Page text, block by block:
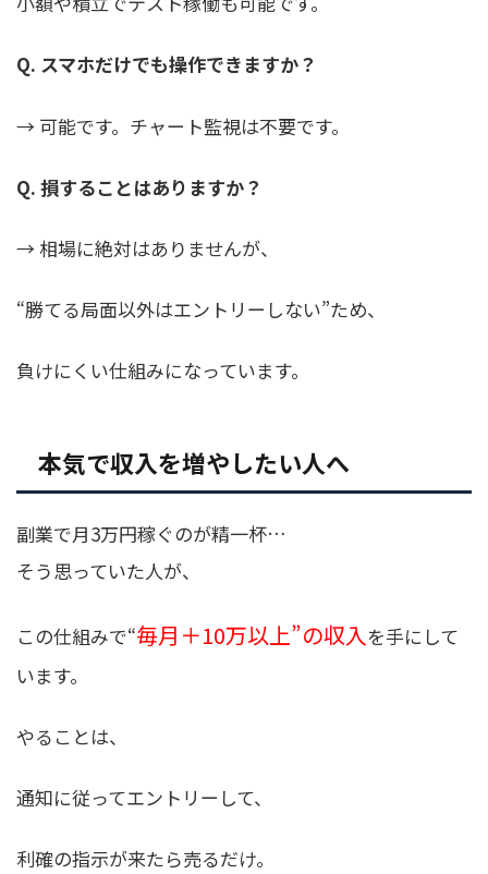
Q. スマホだけでも操作できますか？
→ 可能です。チャート監視は不要です。
Q. 損することはありますか？
→ 相場に絶対はありませんが、
“勝てる局面以外はエントリーしない”ため、
負けにくい仕組みになっています。
本気で収入を増やしたい人へ
副業で月3万円稼ぐのが精一杯…
そう思っていた人が、
この仕組みで“毎月＋10万以上”の収入を手にして
います。
やることは、
通知に従ってエントリーして、
利確の指示が来たら売るだけ。